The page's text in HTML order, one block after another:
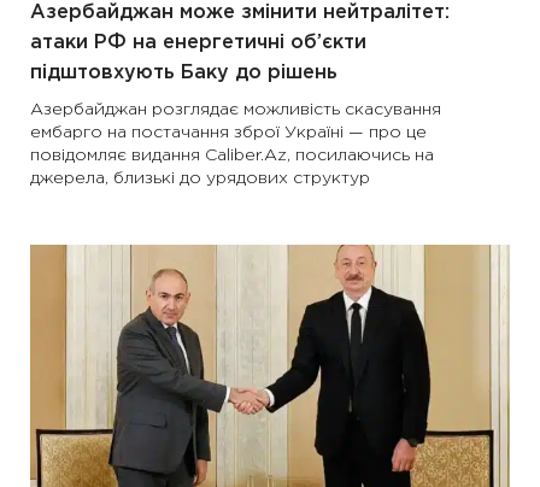
Азербайджан може змінити нейтралітет:
атаки РФ на енергетичні об’єкти
підштовхують Баку до рішень
Азербайджан розглядає можливість скасування
ембарго на постачання зброї Україні — про це
повідомляє видання Caliber.Az, посилаючись на
джерела, близькі до урядових структур